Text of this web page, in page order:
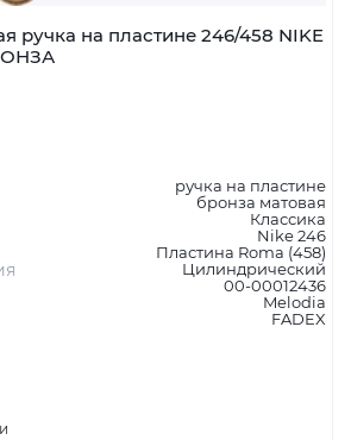
ручка на пластине 246/458 NIKE
ручка на пластине
бронза матовая
Классика
Nike 246
Пластина Roma (458)
Цилиндрический
00-00012436
Melodia
FADEX